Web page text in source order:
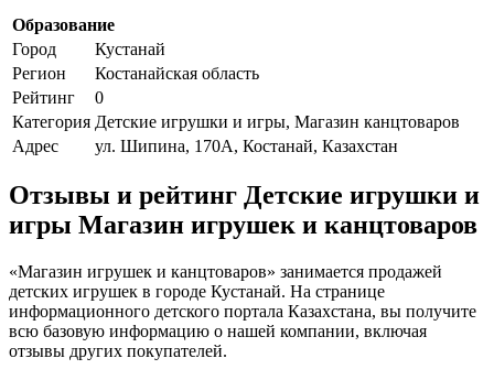
Образование
Город
Кустанай
Регион
Костанайская область
Рейтинг
0
Категория Детские игрушки и игры, Магазин канцтоваров
Адрес
ул. Шипина, 170А, Костанай, Казахстан
Отзывы и рейтинг Детские игрушки и
игры Магазин игрушек и канцтоваров
«Магазин игрушек и канцтоваров» занимается продажей
детских игрушек в городе Кустанай. На странице
информационного детского портала Казахстана, вы получите
всю базовую информацию о нашей компании, включая
отзывы других покупателей.